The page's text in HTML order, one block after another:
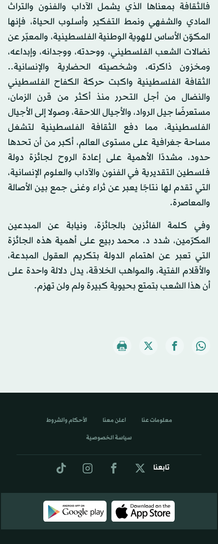
فالثقافة بمعناها الذي يشمل الآداب والفنون والتراث
المادي والشفهي ونمط التفكير وأسلوب الحياة، فإنها
المكوّن الأساس للهوية الوطنية الفلسطينية، والمعبّر عن
نضالات الشعب الفلسطيني، ووحدته، ووجدانه، وإبداعه،
ومخزون ذاكرته، وشخصيته الحضارية والإنسانية..
الثقافة الفلسطينية واكبت حركة الكفاح الفلسطيني
والنضال من أجل التحرر منذ أكثر من قرن الزمان،
مستعرضًا جيل الرواد، والأجيال اللاحقة، وصولا إلى الأجيال
الفلسطينية، مما دفع الثقافة الفلسطينية لتشغل
مساحة جغرافية على مستوى العالم، أكبر من أن تحدها
حدود، مشددًا الأهمية على إعادة الروح لجائزة دولة
فلسطين التقديرية في الفنون والآداب والعلوم الإنسانية،
التي تقدم لها نتاجًا يعبر عن ثراء وغنى جمع بين الأصالة
والمعاصرة.
وفي كلمة الفائزين بالجائزة، ونيابة عن المبدعين
المكرّمين، شدد د. محمد ربيع على أهمية هذه الجائزة
التي تعبر عن اهتمام الدولة بتكريم العقول المبدعة،
والأقلام الفتية، والمواهب الخلاقة، يدل دلالة واحدة على
أن هذا الشعب بتمتع بحيوية كبيرة ولم ولن تهزم.
تابعنا
معلومات عنا اعلن معنا الأحكام والشروط
سياسة الخصوصية